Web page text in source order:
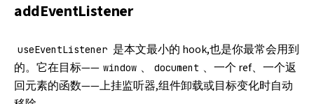
addEventListener
useEventListener 是本文最小的 hook,也是你最常会用到
的。它在目标—— window 、 document 、一个 ref、一个返
回元素的函数——上挂监听器,组件卸载或目标变化时自动